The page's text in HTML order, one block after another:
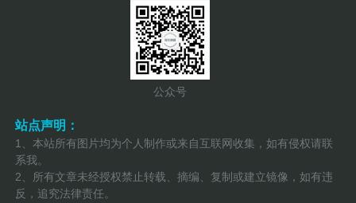
公众号
站点声明：
1、本站所有图片均为个人制作或来自互联网收集，如有侵权请联
系我。
2、所有文章未经授权禁止转载、摘编、复制或建立镜像，如有违
反，追究法律责任。